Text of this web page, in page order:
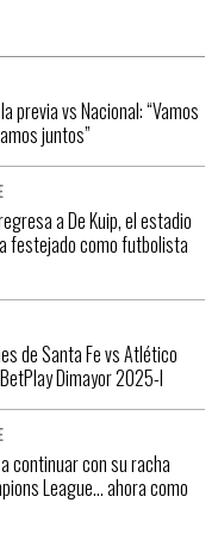
previa vs Nacional: “Vamos
juntos”
a De Kuip, el estadio
festejado como futbolista
de Santa Fe vs Atlético
Dimayor 2025-I
continuar con su racha
League… ahora como